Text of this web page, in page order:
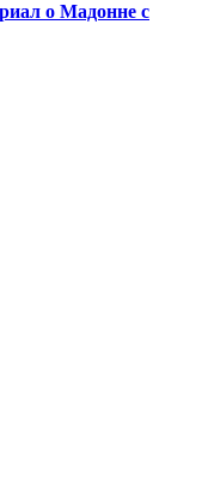
о Мадонне с